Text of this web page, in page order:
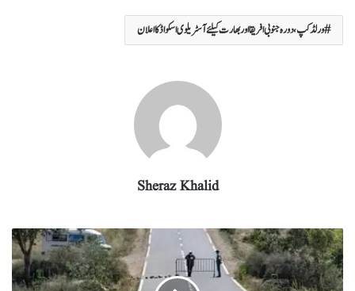
ts
A
bo
ok
tte
r
ail
ed
In
eg
ra
ورلڈکپ،دورہ جنوبی افریقا اور بھارت کیلئے آسٹریلوی اسکواڈ کا اعلان
Sheraz Khalid